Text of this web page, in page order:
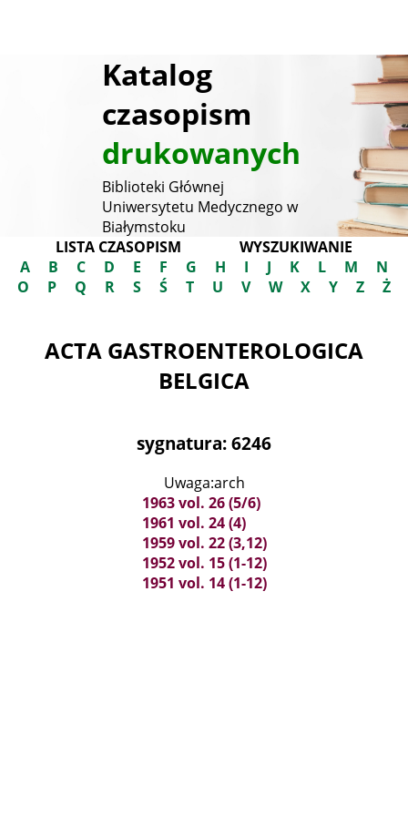
Katalog
czasopism
drukowanych
Biblioteki Głównej
Uniwersytetu Medycznego w
Białymstoku
LISTA CZASOPISM
WYSZUKIWANIE
A
B C D E F G H I J K L M
N
O
P Q R S Ś T U V W X Y Z Ż
ACTA GASTROENTEROLOGICA
BELGICA
sygnatura: 6246
Uwaga:arch
1963 vol. 26 (5/6)
1961 vol. 24 (4)
1959 vol. 22 (3,12)
1952 vol. 15 (1-12)
1951 vol. 14 (1-12)